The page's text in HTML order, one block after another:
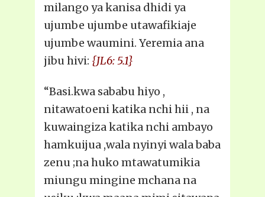
milango ya kanisa dhidi ya
ujumbe ujumbe utawafikiaje
ujumbe waumini. Yeremia ana
jibu hivi: {JL6: 5.1}
“Basi.kwa sababu hiyo ,
nitawatoeni katika nchi hii , na
kuwaingiza katika nchi ambayo
hamkuijua ,wala nyinyi wala baba
zenu ;na huko mtawatumikia
miungu mingine mchana na